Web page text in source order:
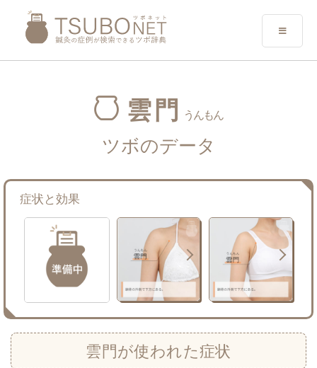
雲門 うんもん
ツボのデータ
症状と効果
雲門が使われた症状